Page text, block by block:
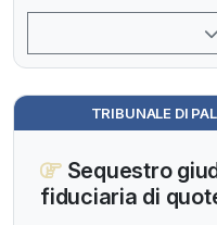
TRIBUNALE DI
Sequestro
fiduciaria di